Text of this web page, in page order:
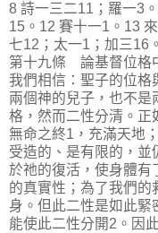
8 詩一三二11；羅一3
15。12 賽十一1。13
七12；太一1；加三16
第十九條 論基督位格
我們相信：聖子的位格
兩個神的兒子，也不是
格，然而二性分清。正
無命之終1，充滿天地
受造的、是有限的，並
於祂的復活，使身體有
的真實性；為了我們的
身。但此二性是如此緊
能使此二性分開2。因